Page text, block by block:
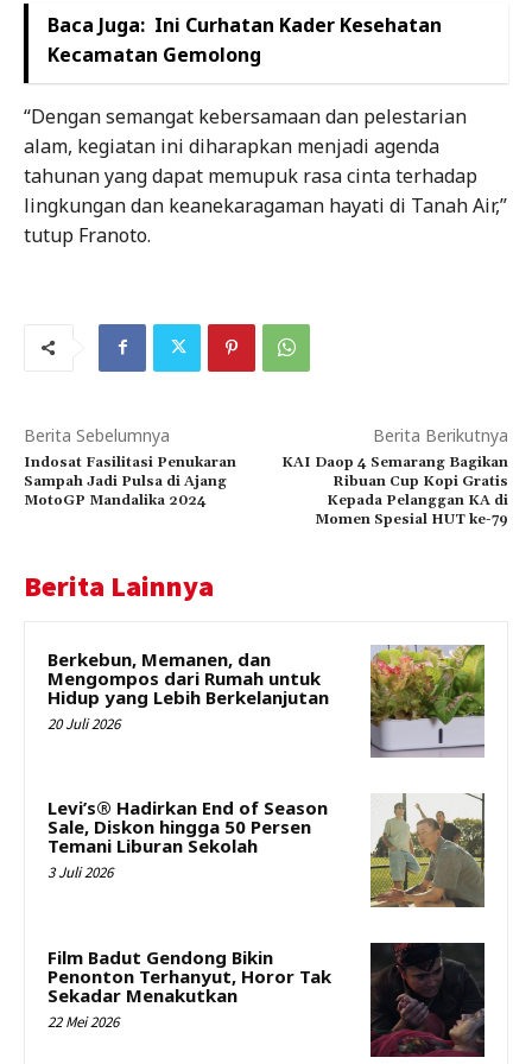
Baca Juga: Ini Curhatan Kader Kesehatan
Kecamatan Gemolong
“Dengan semangat kebersamaan dan pelestarian
alam, kegiatan ini diharapkan menjadi agenda
tahunan yang dapat memupuk rasa cinta terhadap
lingkungan dan keanekaragaman hayati di Tanah Air,”
tutup Franoto.
Berita Sebelumnya
Indosat Fasilitasi Penukaran
Sampah Jadi Pulsa di Ajang
MotoGP Mandalika 2024
Berita Berikutnya
KAI Daop 4 Semarang Bagikan
Ribuan Cup Kopi Gratis
Kepada Pelanggan KA di
Momen Spesial HUT ke-79
Berita Lainnya
Berkebun, Memanen, dan
Mengompos dari Rumah untuk
Hidup yang Lebih Berkelanjutan
20 Juli 2026
Levi’s® Hadirkan End of Season
Sale, Diskon hingga 50 Persen
Temani Liburan Sekolah
3 Juli 2026
Film Badut Gendong Bikin
Penonton Terhanyut, Horor Tak
Sekadar Menakutkan
22 Mei 2026